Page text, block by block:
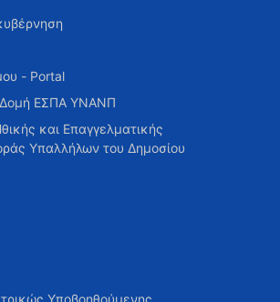
- Portal
Δομή ΕΣΠΑ ΥΝΑΝΠ
και Επαγγελματικής
Υπαλλήλων του Δημοσίου
Υποβοηθούμενης